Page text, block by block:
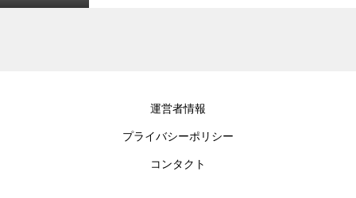
おくべき注意
運営者情報
プライバシーポリシー
コンタクト